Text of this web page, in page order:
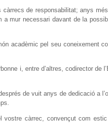
de responsabilitat; anys
mur necessari davant de la
acadèmic pel seu coneixement
i, entre d’altres, codirector de
de vuit anys de dedicació a
càrrec, convençut com